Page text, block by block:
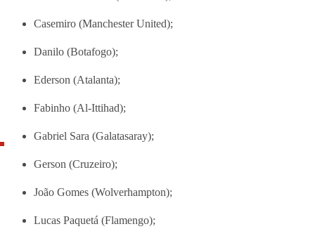
Casemiro (Manchester United);
Danilo (Botafogo);
Ederson (Atalanta);
Fabinho (Al-Ittihad);
Gabriel Sara (Galatasaray);
Gerson (Cruzeiro);
João Gomes (Wolverhampton);
Lucas Paquetá (Flamengo);